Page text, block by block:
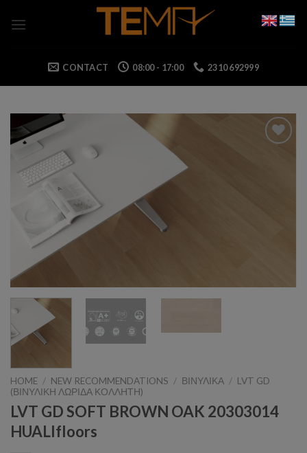
CONTACT 08:00 - 17:00 2310 692999
HOME / NEW RECOMMENDATIONS / ΒΙΝΥΛΙΚΑ / LVT GD
(ΒΙΝΥΛΙΚΗ ΛΩΡΙΔΑ ΚΟΛΛΗΤΗ)
LVT GD SOFT BROWN OAK 20303014
HUALIfloors